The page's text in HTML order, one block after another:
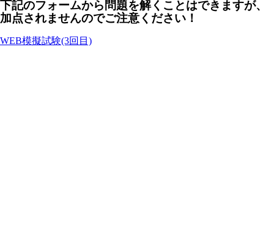
下記のフォームから問題を解くことはできますが、
加点されませんのでご注意ください！
WEB模擬試験(3回目)